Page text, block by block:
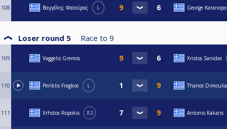
108 Βαγγέλης Φατούρος L George
Loser round 5 Race to 9
109 Vaggelis Gremos Xristos Sanidas
110 Periklis Fragkos L Thanos
111 Xrhstos Ropokis R2 Antonis Kakaris